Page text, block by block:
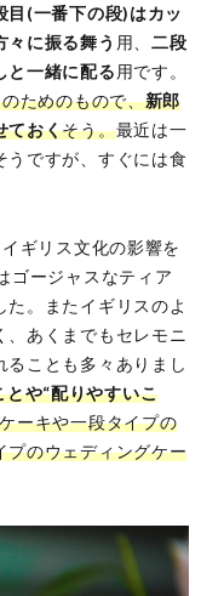
目(一番下の段)はカッ
々に振る舞う 用、 二段
と一緒に配る 用です。
ためのもので、新郎
ておくそう。最近は一
うですが、すぐには食
ギリス文化の影響を
ゴージャスなティア
。またイギリスのよ
、あくまでもセレモニ
ることも多々ありまし
とや“配りやすいこ
ーキや一段タイプの
プのウェディングケー